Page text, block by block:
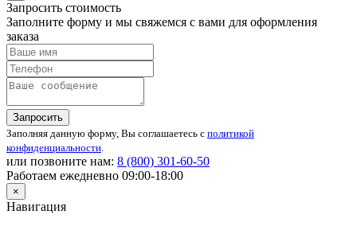
Запросить стоимость
Заполните форму и мы свяжемся с вами для оформления
заказа
Запросить
Заполняя данную форму, Вы соглашаетесь с политикой
конфиденциальности.
или позвоните нам: 8 (800) 301-60-50
Работаем ежедневно 09:00-18:00
×
Навигация